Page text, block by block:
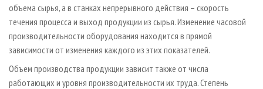
объема сырья, а в станках непрерывного действия – скорость
течения процесса и выход продукции из сырья. Изменение часовой
производительности оборудования находится в прямой
зависимости от изменения каждого из этих показателей.
Объем производства продукции зависит также от числа
работающих и уровня производительности их труда. Степень